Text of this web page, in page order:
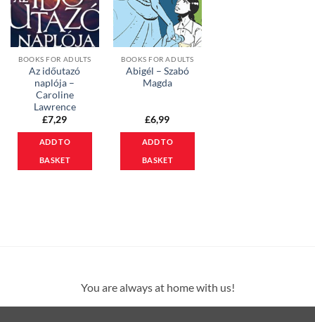
BOOKS FOR ADULTS
Az időutazó
naplója –
Caroline
Lawrence
£7,29
ADD TO
BASKET
BOOKS FOR ADULTS
Abigél – Szabó
Magda
£6,99
ADD TO
BASKET
You are always at home with us!